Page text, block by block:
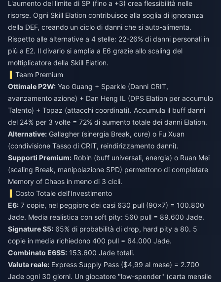
L'aumento del limite di SP (fino a +3) crea flessibilità nelle
risorse. Ogni Skill Elation contribuisce alla soglia di ignoranza
della DEF, creando un ciclo di danni che si auto-alimenta.
Rispetto alle alternative a 4 stelle: 22-26% di danni personali in
più a E2. Il divario si amplia a E6 grazie allo scaling del
moltiplicatore della Skill Elation.
Team Premium
Ottimale P2W: Yao Guang + Sparkle (Danni CRIT,
avanzamento azione) + Dan Heng IL (DPS Elation per accumulo
Talento) + Topaz (attacchi coordinati). Accumula il buff danni
del 24% per 3 volte = 72% di aumento totale dei danni Elation.
Alternative: Gallagher (sinergia Break, cure) o Fu Xuan
(condivisione Tasso di CRIT, reindirizzamento danni).
Supporti Premium: Robin (buff universali, energia) o Ruan Mei
(scaling Break, manipolazione SPD) permettono di completare
Memory of Chaos in meno di 3 cicli.
Costo Totale dell'Investimento
E6: 7 copie, nel peggiore dei casi 630 pull (90×7) = 100.800
Jade. Media realistica con soft pity: 560 pull = 89.600 Jade.
Signature S5: 65% di probabilità di drop, hard pity a 80. 5
copie in media richiedono 400 pull = 64.000 Jade.
Combinato E6S5: 153.600 Jade totali.
Valuta reale: Express Supply Pass ($4,99 al mese) = 2.700
Jade ogni 30 giorni. Un giocatore "low-spender" (carta mensile